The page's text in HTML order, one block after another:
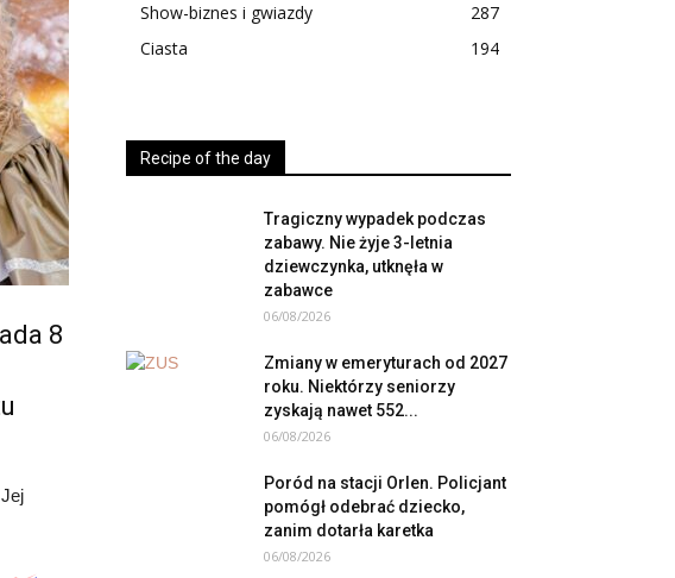
8
Show-biznes i gwiazdy
287
Ciasta
194
Recipe of the day
Tragiczny wypadek podczas
zabawy. Nie żyje 3-letnia
dziewczynka, utknęła w
zabawce
06/08/2026
Zmiany w emeryturach od 2027
roku. Niektórzy seniorzy
zyskają nawet 552...
06/08/2026
Poród na stacji Orlen. Policjant
pomógł odebrać dziecko,
zanim dotarła karetka
06/08/2026